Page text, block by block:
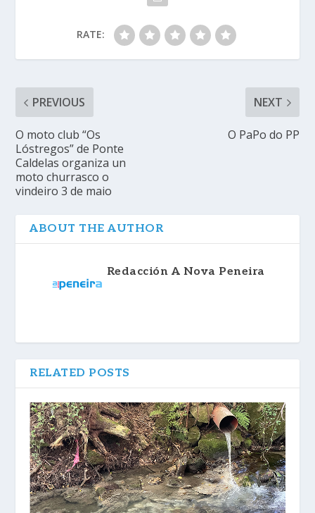
RATE:
PREVIOUS
O moto club “Os
Lóstregos” de Ponte
Caldelas organiza un
moto churrasco o
vindeiro 3 de maio
NEXT
O PaPo do PP
ABOUT THE AUTHOR
Redacción A Nova Peneira
RELATED POSTS